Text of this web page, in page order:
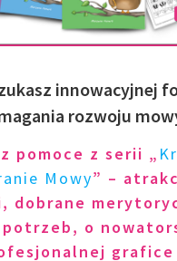
innowacyjnej
rozwoju
pomoce z serii „
Mowy” –
dobrane
o
grafice